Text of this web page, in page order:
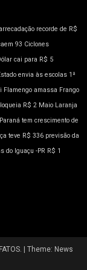
recorde de R$
93 Ciclones
cai para R$ 5
envia às escolas 1ª
Flamengo amassa Frango
R$ 2 Maio Laranja
Paraná tem crescimento de
teve R$ 336 previsão da
do Iguaçu -PR R$ 1
| Theme: News